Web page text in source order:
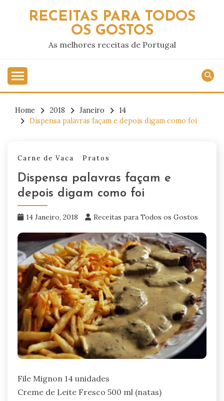
RECEITAS PARA TODOS
OS GOSTOS
As melhores receitas de Portugal
Home 2018 Janeiro
14
Dispensa palavras façam e depois digam como foi
Carne de Vaca Pratos
Dispensa palavras façam e
depois digam como foi
14 Janeiro, 2018 Receitas para Todos os Gostos
File Mignon 14 unidades
Creme de Leite Fresco 500 ml (natas)